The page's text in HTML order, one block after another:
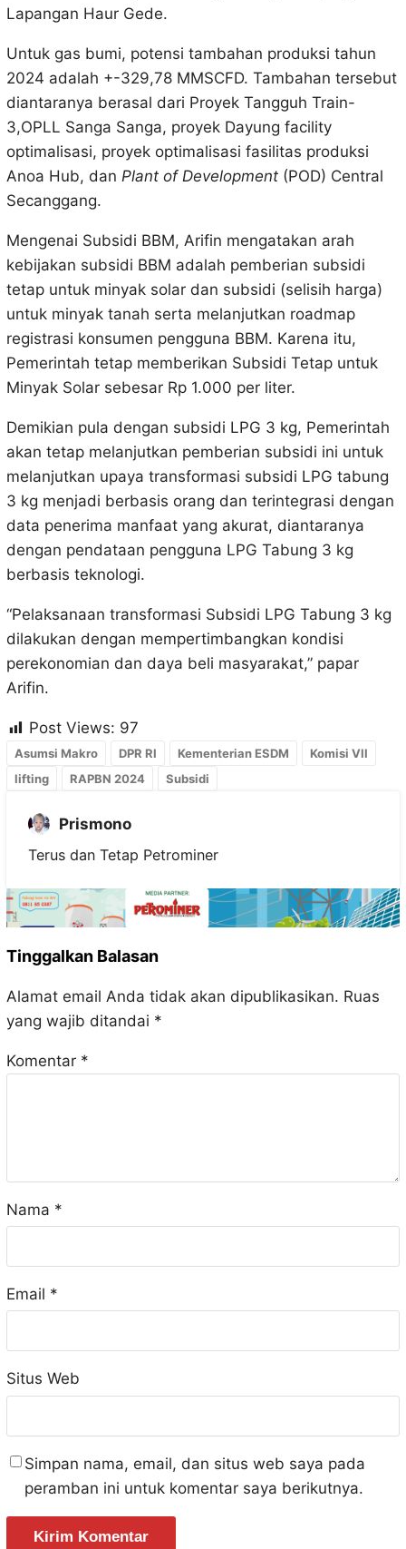
Lapangan Haur Gede.
Untuk gas bumi, potensi tambahan produksi tahun
2024 adalah +-329,78 MMSCFD. Tambahan tersebut
diantaranya berasal dari Proyek Tangguh Train-
3,OPLL Sanga Sanga, proyek Dayung facility
optimalisasi, proyek optimalisasi fasilitas produksi
Anoa Hub, dan Plant of Development(POD) Central
Secanggang.
Mengenai Subsidi BBM, Arifin mengatakan arah
kebijakan subsidi BBM adalah pemberian subsidi
tetap untuk minyak solar dan subsidi (selisih harga)
untuk minyak tanah serta melanjutkan roadmap
registrasi konsumen pengguna BBM. Karena itu,
Pemerintah tetap memberikan Subsidi Tetap untuk
Minyak Solar sebesar Rp 1.000 per liter.
Demikian pula dengan subsidi LPG 3 kg, Pemerintah
akan tetap melanjutkan pemberian subsidi ini untuk
melanjutkan upaya transformasi subsidi LPG tabung
3 kg menjadi berbasis orang dan terintegrasi dengan
data penerima manfaat yang akurat, diantaranya
dengan pendataan pengguna LPG Tabung 3 kg
berbasis teknologi.
“Pelaksanaan transformasi Subsidi LPG Tabung 3 kg
dilakukan dengan mempertimbangkan kondisi
perekonomian dan daya beli masyarakat,” papar
Arifin.
Post Views: 97
Asumsi Makro DPR RI Kementerian ESDM
Komisi VII
lifting
RAPBN 2024 Subsidi
Prismono
Terus dan Tetap Petrominer
Tinggalkan Balasan
Alamat email Anda tidak akan dipublikasikan. Ruas
yang wajib ditandai *
Komentar *
Nama *
Email *
Situs Web
Simpan nama, email, dan situs web saya pada
peramban ini untuk komentar saya berikutnya.